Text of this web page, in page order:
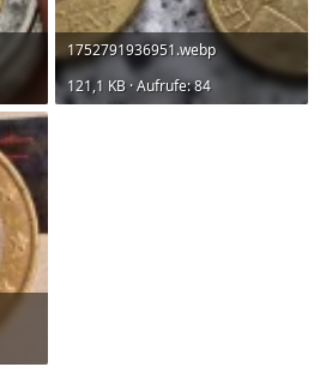
1752791936951.webp
121,1 KB · Aufrufe: 84